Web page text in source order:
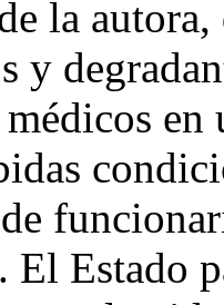
la
y
médicos
El Estado